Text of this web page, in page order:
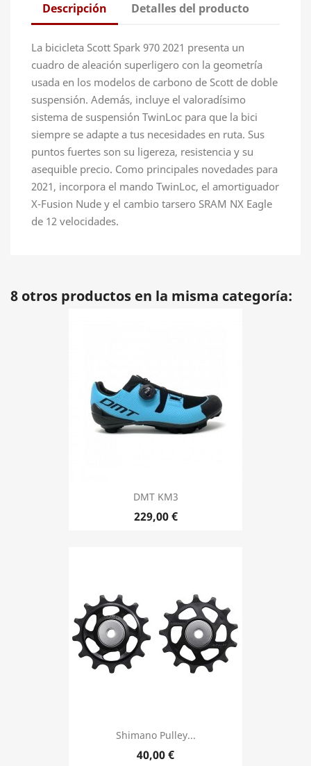
Descripción Detalles del producto
La bicicleta Scott Spark 970 2021 presenta un
cuadro de aleación superligero con la geometría
usada en los modelos de carbono de Scott de doble
suspensión. Además, incluye el valoradísimo
sistema de suspensión TwinLoc para que la bici
siempre se adapte a tus necesidades en ruta. Sus
puntos fuertes son su ligereza, resistencia y su
asequible precio. Como principales novedades para
2021, incorpora el mando TwinLoc, el amortiguador
X-Fusion Nude y el cambio tarsero SRAM NX Eagle
de 12 velocidades.
8 otros productos en la misma categoría:
DMT KM3
Precio
229,00 €
Shimano Pulley...
Precio
40,00 €